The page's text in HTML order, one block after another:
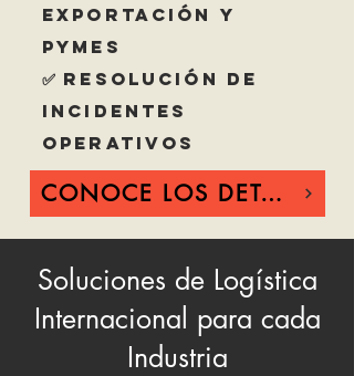
Exportación y
PYMEs
✅ Resolución de
Incidentes
Operativos
CONOCE LOS DETALLES
Soluciones de Logística
Internacional para cada
Industria